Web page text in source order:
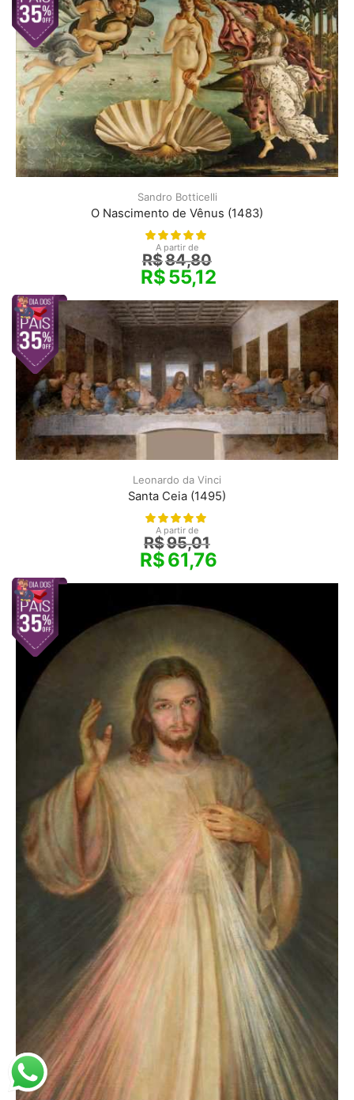
Sandro Botticelli
O Nascimento de Vênus (1483)
A partir de
R$84,80
R$55,12
Leonardo da Vinci
Santa Ceia (1495)
A partir de
R$95,01
R$61,76